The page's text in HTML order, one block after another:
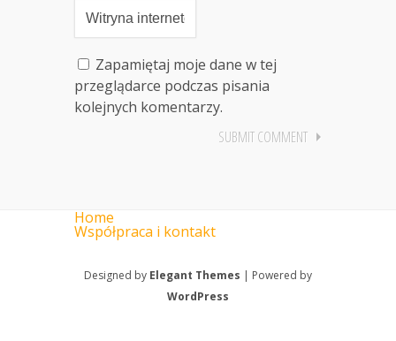
Zapamiętaj moje dane w tej
przeglądarce podczas pisania
kolejnych komentarzy.
Home
Współpraca i kontakt
Designed by Elegant Themes | Powered by
WordPress